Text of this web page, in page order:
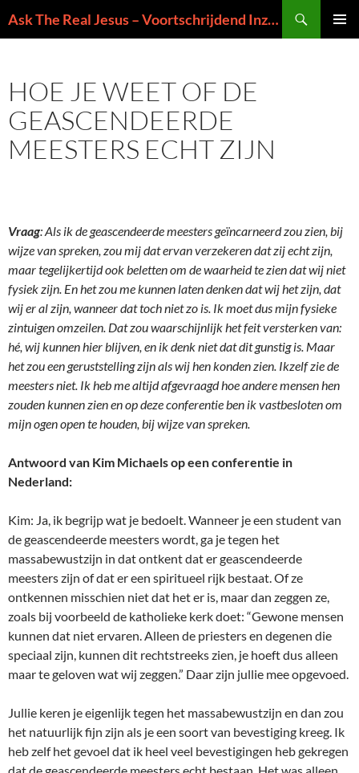
naar
Ask The Real Jesus – Voortschrijdend Inzicht in de Zin van het Leven
HOE JE WEET OF DE
GEASCENDEERDE
MEESTERS ECHT ZIJN
Vraag: Als ik de geascendeerde meesters geïncarneerd zou zien, bij
wijze van spreken, zou mij dat ervan verzekeren dat zij echt zijn,
maar tegelijkertijd ook beletten om de waarheid te zien dat wij niet
fysiek zijn. En het zou me kunnen laten denken dat wij het zijn, dat
wij er al zijn, wanneer dat toch niet zo is. Ik moet dus mijn fysieke
zintuigen omzeilen. Dat zou waarschijnlijk het feit versterken van:
hé, wij kunnen hier blijven, en ik denknietdat dit gunstig is. Maar
het zou een geruststelling zijn als wij hen konden zien. Ikzelf zie de
meesters niet. Ik heb me altijd afgevraagd hoe andere mensen hen
zouden kunnen zien en op deze conferentie ben ik vastbesloten om
mijn ogen open te houden, bij wijze van spreken.
Antwoord van Kim Michaels op een conferentie in
Nederland:
Kim: Ja, ik begrijp wat je bedoelt. Wanneer je een student van
de geascendeerde meesters wordt, ga je tegen het
massabewustzijn in dat ontkent dat er geascendeerde
meesters zijn of dat er een spiritueel rijk bestaat. Of ze
ontkennen misschien niet dat het er is, maar dan zeggen ze,
zoals bij voorbeeld de katholieke kerk doet: “Gewone mensen
kunnen dat niet ervaren. Alleen de priesters en degenen die
speciaal zijn, kunnen dit rechtstreeks zien, je hoeft dus alleen
maar te geloven wat wij zeggen.” Daar zijn jullie mee opgevoed.
Jullie keren je eigenlijk tegen het massabewustzijn en dan zou
het natuurlijk fijn zijn als je een soort van bevestiging kreeg. Ik
heb zelf het gevoel dat ik heel veel bevestigingen heb gekregen